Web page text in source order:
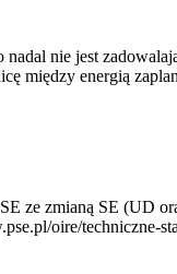
nie jest
między energią
ze zmianą SE (UD
oire/techniczne-